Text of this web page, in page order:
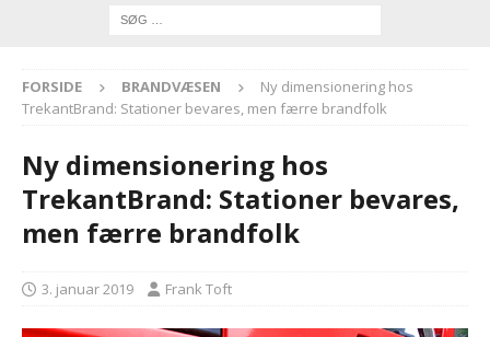
FORSIDE BRANDVÆSEN
Ny dimensionering hos
TrekantBrand: Stationer bevares, men færre brandfolk
Ny dimensionering hos
TrekantBrand: Stationer bevares,
men færre brandfolk
3. januar 2019 Frank Toft